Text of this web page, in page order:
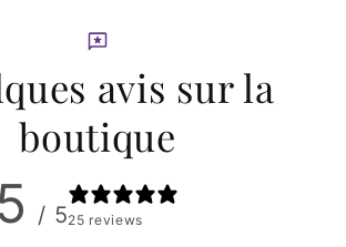
avis sur la
boutique
/ 525 reviews